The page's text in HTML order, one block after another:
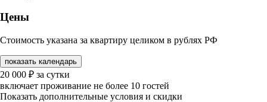
Цены
Стоимость указана за квартиру целиком в рублях РФ
показать календарь
20 000 ₽ за сутки
включает проживание не более 10 гостей
Показать дополнительные условия и скидки